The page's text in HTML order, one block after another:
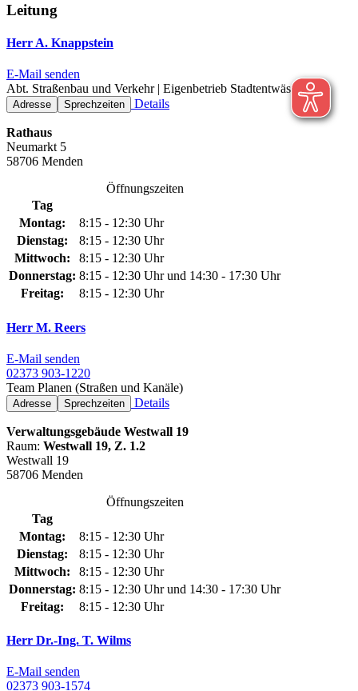
Leitung
Herr A. Knappstein
E-Mail senden
Abt. Straßenbau und Verkehr | Eigenbetrieb Stadtentwässerung
Adresse Sprechzeiten Details
Rathaus
Neumarkt 5
58706 Menden
Öffnungszeiten
Tag
Montag:
8:15 - 12:30 Uhr
Dienstag:
8:15 - 12:30 Uhr
Mittwoch:
8:15 - 12:30 Uhr
Donnerstag: 8:15 - 12:30 Uhr und 14:30 - 17:30 Uhr
Freitag:
8:15 - 12:30 Uhr
Herr M. Reers
E-Mail senden
02373 903-1220
Team Planen (Straßen und Kanäle)
Adresse Sprechzeiten Details
Verwaltungsgebäude Westwall 19
Raum: Westwall 19, Z. 1.2
Westwall 19
58706 Menden
Öffnungszeiten
Tag
Montag:
8:15 - 12:30 Uhr
Dienstag:
8:15 - 12:30 Uhr
Mittwoch:
8:15 - 12:30 Uhr
Donnerstag: 8:15 - 12:30 Uhr und 14:30 - 17:30 Uhr
Freitag:
8:15 - 12:30 Uhr
Herr Dr.-Ing. T. Wilms
E-Mail senden
02373 903-1574